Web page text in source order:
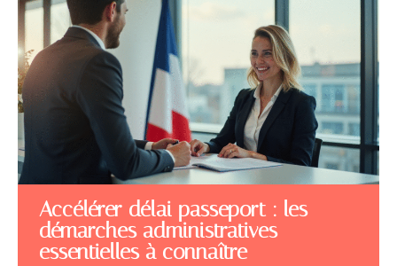
Accélérer délai passeport : les
démarches administratives
essentielles à connaître